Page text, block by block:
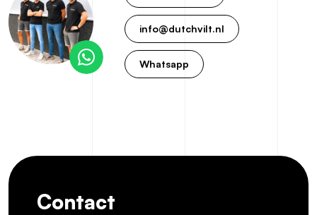
info@dutchvilt.nl
Whatsapp
Contact